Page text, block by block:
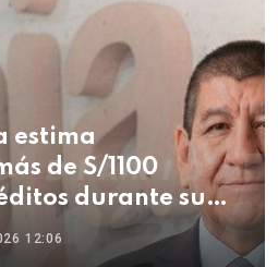
estima
de S/1100
durante su
Patrias
12:06